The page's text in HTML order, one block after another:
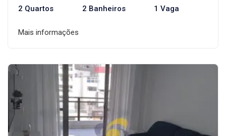
2 Quartos 2 Banheiros 1 Vaga
Mais informações